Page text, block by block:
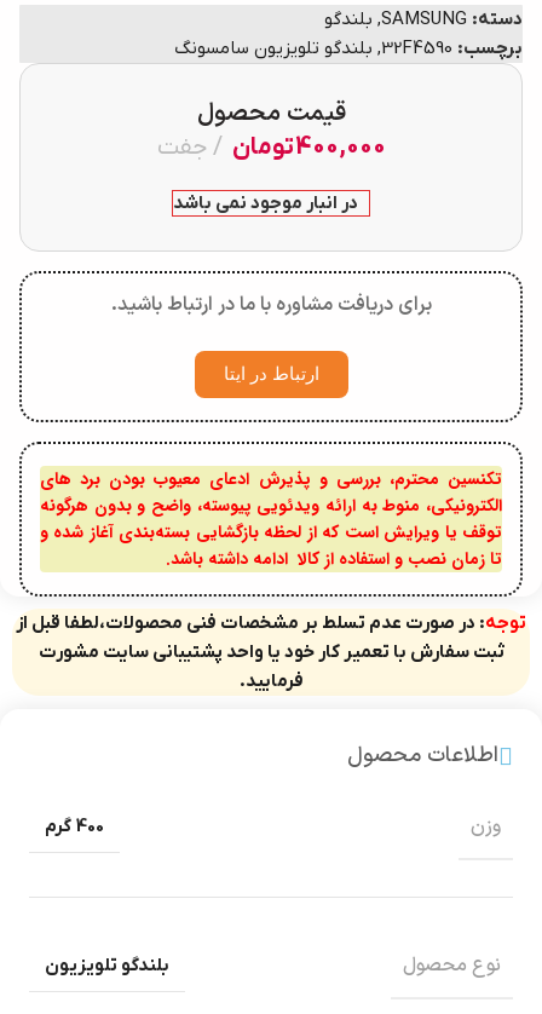
دسته: SAMSUNG
, بلندگو
برچسب: 32F4590
, بلندگو تلویزیون سامسونگ
قیمت محصول
400,000تومان جفت
در انبار موجود نمی باشد
برای دریافت مشاوره با ما در ارتباط باشید.
ارتباط در ایتا
تکنسین محترم، بررسی و پذیرش ادعای معیوب بودن برد های
الکترونیکی، منوط به ارائه ویدئویی پیوسته، واضح و بدون هرگونه
توقف یا ویرایش است که از لحظه بازگشایی بسته‌بندی آغاز شده و
تا زمان نصب و استفاده از کالا ادامه داشته باشد.
توجه: در صورت عدم تسلط بر مشخصات فنی محصولات،لطفا قبل از
ثبت سفارش با تعمیر کار خود یا واحد پشتیبانی سایت مشورت
فرمایید.
اطلاعات محصول
وزن 400 گرم
نوع محصول بلندگو تلویزیون